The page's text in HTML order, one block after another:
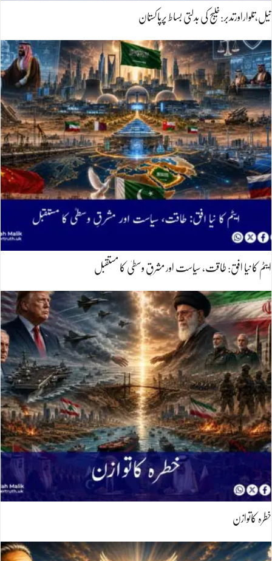
تیل،تلواراورتدبر:خلیج کی بدلتی بساط پرپاکستان
ایٹم کا نیا افق: طاقت، سیاست اور مشرقِ وسطیٰ کا مستقبل
خطرہ کاتوازن